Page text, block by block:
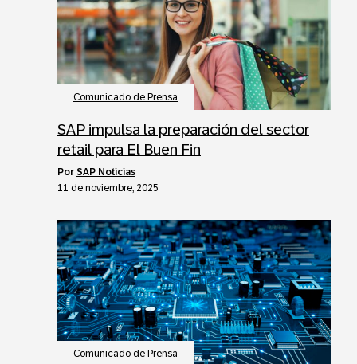
Comunicado de Prensa
SAP impulsa la preparación del sector
retail para El Buen Fin
por SAP Noticias
11 de noviembre, 2025
Comunicado de Prensa